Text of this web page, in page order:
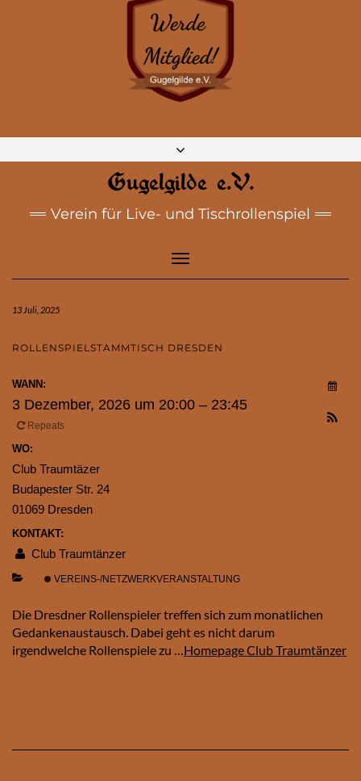
DISCORD
MASTODON
BLUESKY
INSTAGRAM
FACEBOOK
E-MAIL
Gugelgilde e.V.
Verein für Live- und Tischrollenspiel
Toggle
Navigation
13 Juli, 2025
ROLLENSPIELSTAMMTISCH DRESDEN
WANN:
3 Dezember, 2026 um 20:00 – 23:45
Repeats
WO:
Club Traumtäzer
Budapester Str. 24
01069 Dresden
KONTAKT:
Club Traumtänzer
VEREINS-/NETZWERKVERANSTALTUNG
Die Dresdner Rollenspieler treffen sich zum monatlichen
Gedankenaustausch. Dabei geht es nicht darum
irgendwelche Rollenspiele zu …Homepage Club Traumtänzer